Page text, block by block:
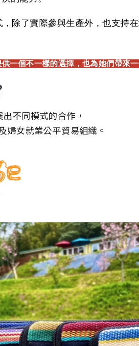
除了實際參與生產外，也支持
一個不一樣的選擇，也為她們帶來一
不同模式的合作，
婦女就業公平貿易組織。